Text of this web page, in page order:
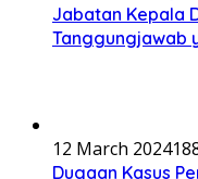
Jabatan Kepala
Tanggungjawab
12 March 2024
Dugaan Kasus